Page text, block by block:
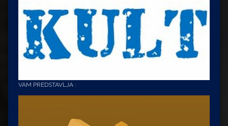
VAM PREDSTAVLJA :